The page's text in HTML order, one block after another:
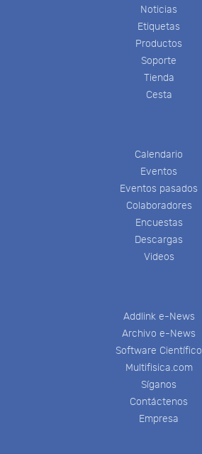
Noticias
Etiquetas
Productos
Soporte
Tienda
Cesta
Calendario
Eventos
Eventos pasados
Colaboradores
Encuestas
Descargas
Videos
Addlink e-News
Archivo e-News
Software Científico
Multifisica.com
Síganos
Contáctenos
Empresa